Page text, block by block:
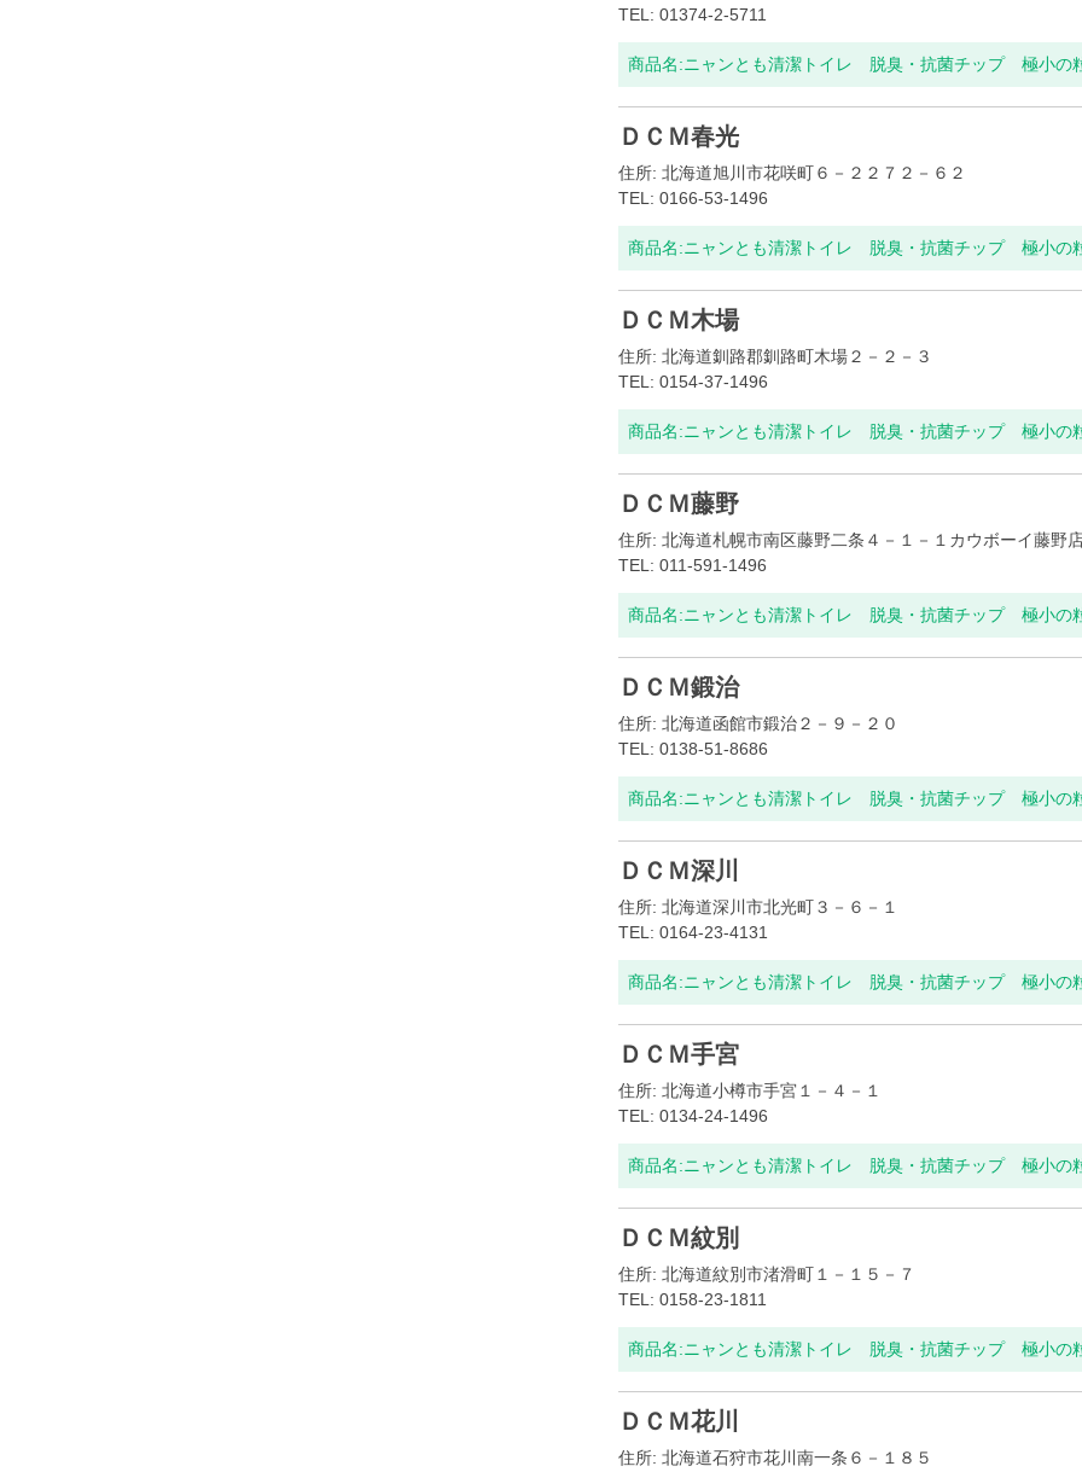
TEL: 01374-2-5711
商品名:ニャンとも清潔トイレ 脱臭・抗菌チップ 極小
ＤＣＭ春光
住所: 北海道旭川市花咲町６－２２７２－６２
TEL: 0166-53-1496
商品名:ニャンとも清潔トイレ 脱臭・抗菌チップ 極小
ＤＣＭ木場
住所: 北海道釧路郡釧路町木場２－２－３
TEL: 0154-37-1496
商品名:ニャンとも清潔トイレ 脱臭・抗菌チップ 極小
ＤＣＭ藤野
住所: 北海道札幌市南区藤野二条４－１－１カウボーイ藤野
TEL: 011-591-1496
商品名:ニャンとも清潔トイレ 脱臭・抗菌チップ 極小
ＤＣＭ鍛治
住所: 北海道函館市鍛治２－９－２０
TEL: 0138-51-8686
商品名:ニャンとも清潔トイレ 脱臭・抗菌チップ 極小
ＤＣＭ深川
住所: 北海道深川市北光町３－６－１
TEL: 0164-23-4131
商品名:ニャンとも清潔トイレ 脱臭・抗菌チップ 極小
ＤＣＭ手宮
住所: 北海道小樽市手宮１－４－１
TEL: 0134-24-1496
商品名:ニャンとも清潔トイレ 脱臭・抗菌チップ 極小
ＤＣＭ紋別
住所: 北海道紋別市渚滑町１－１５－７
TEL: 0158-23-1811
商品名:ニャンとも清潔トイレ 脱臭・抗菌チップ 極小
ＤＣＭ花川
住所: 北海道石狩市花川南一条６－１８５